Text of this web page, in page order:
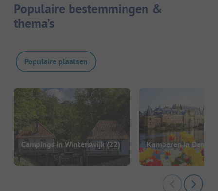
Populaire bestemmingen &
thema’s
Populaire plaatsen
Campings in Winterswijk (22) Kamperen in Den